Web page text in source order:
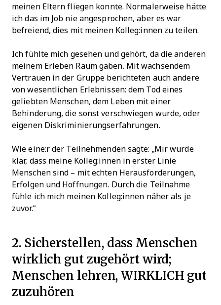
meinen Eltern fliegen konnte. Normalerweise hätte
ich das im Job nie angesprochen, aber es war
befreiend, dies mit meinen Kolleg:innen zu teilen.
Ich fühlte mich gesehen und gehört, da die anderen
meinem Erleben Raum gaben. Mit wachsendem
Vertrauen in der Gruppe berichteten auch andere
von wesentlichen Erlebnissen: dem Tod eines
geliebten Menschen, dem Leben mit einer
Behinderung, die sonst verschwiegen wurde, oder
eigenen Diskriminierungserfahrungen.
Wie eine:r der Teilnehmenden sagte: „Mir wurde
klar, dass meine Kolleg:innen in erster Linie
Menschen sind – mit echten Herausforderungen,
Erfolgen und Hoffnungen. Durch die Teilnahme
fühle ich mich meinen Kolleg:innen näher als je
zuvor.“
2. Sicherstellen, dass Menschen
wirklich gut zugehört wird;
Menschen lehren, WIRKLICH gut
zuzuhören